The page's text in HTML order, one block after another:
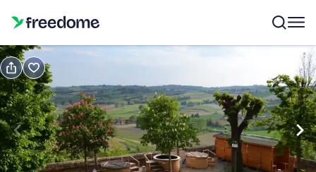
Navigate
forward
to
Modifica
10:00 Modifica